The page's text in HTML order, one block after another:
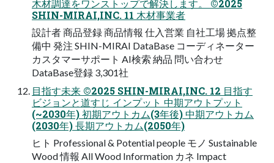
木材調達をワンストップで解決します。 ©2025
SHIN-MIRAI,INC. 11 木材事業者
設計者 商品登録 商品情報 仕入営業 自社工場 拠点整
備中 発注 SHIN-MIRAI DataBase コーディネーター
カスタマーサポート AI検索 納品 問い合わせ
DataBase登録 3,301社
目指す未来 ©2025 SHIN-MIRAI,INC. 12 目指す
ビジョンと道すじ インプット 中期アウトプット
(~2030年) 初期アウトカム(3年後) 中期アウトカム
(2030年) 長期アウトカム(2050年)
ヒト Professional & Potential people モノ Sustainable
Wood 情報 All Wood Information カネ Impact